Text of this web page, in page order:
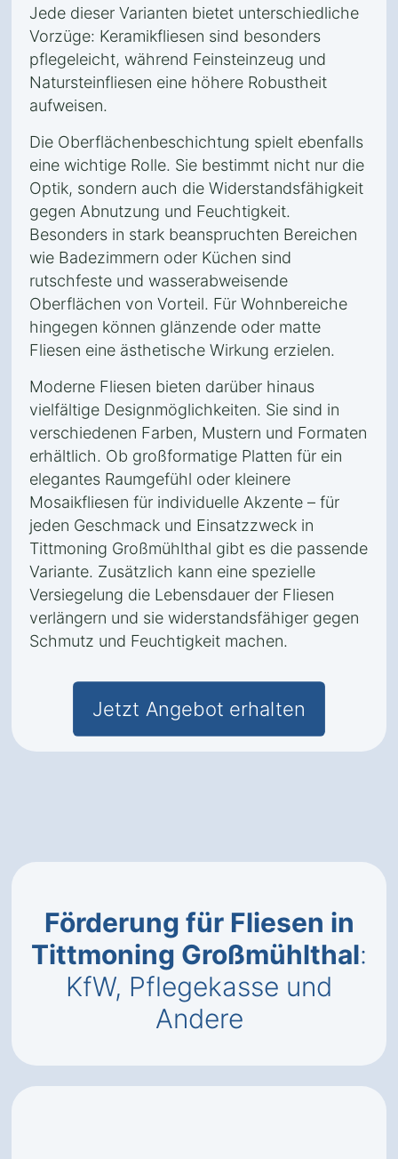
Jede dieser Varianten bietet unterschiedliche
Vorzüge: Keramikfliesen sind besonders
pflegeleicht, während Feinsteinzeug und
Natursteinfliesen eine höhere Robustheit
aufweisen.
Die Oberflächenbeschichtung spielt ebenfalls
eine wichtige Rolle. Sie bestimmt nicht nur die
Optik, sondern auch die Widerstandsfähigkeit
gegen Abnutzung und Feuchtigkeit.
Besonders in stark beanspruchten Bereichen
wie Badezimmern oder Küchen sind
rutschfeste und wasserabweisende
Oberflächen von Vorteil. Für Wohnbereiche
hingegen können glänzende oder matte
Fliesen eine ästhetische Wirkung erzielen.
Moderne Fliesen bieten darüber hinaus
vielfältige Designmöglichkeiten. Sie sind in
verschiedenen Farben, Mustern und Formaten
erhältlich. Ob großformatige Platten für ein
elegantes Raumgefühl oder kleinere
Mosaikfliesen für individuelle Akzente – für
jeden Geschmack und Einsatzzweck in
Tittmoning Großmühlthal gibt es die passende
Variante. Zusätzlich kann eine spezielle
Versiegelung die Lebensdauer der Fliesen
verlängern und sie widerstandsfähiger gegen
Schmutz und Feuchtigkeit machen.
Jetzt Angebot erhalten
Förderung für Fliesen in
Tittmoning Großmühlthal:
KfW, Pflegekasse und
Andere